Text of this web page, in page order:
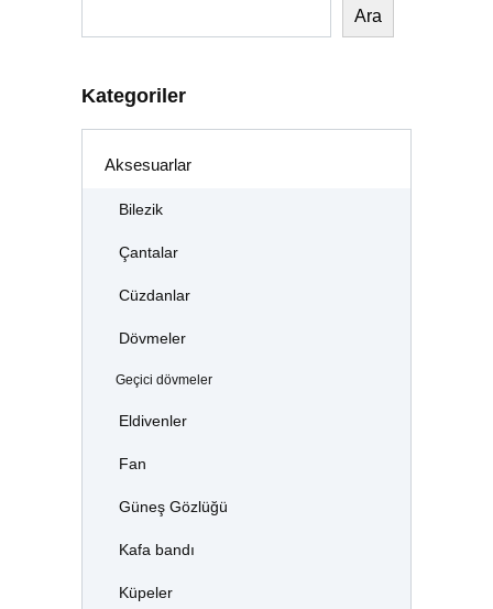
Ara
Kategoriler
Aksesuarlar
Bilezik
Çantalar
Cüzdanlar
Dövmeler
Geçici dövmeler
Eldivenler
Fan
Güneş Gözlüğü
Kafa bandı
Küpeler